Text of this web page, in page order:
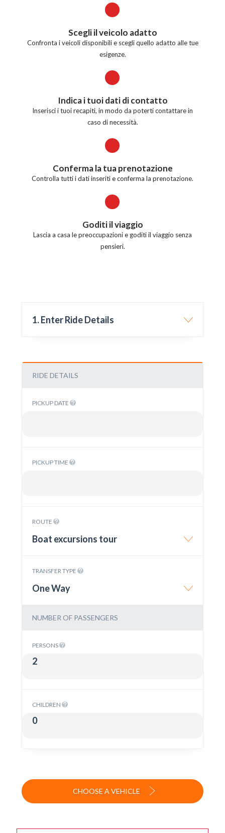
Scegli il veicolo adatto
Confronta i veicoli disponibili e scegli quello adatto alle tue
esigenze.
Indica i tuoi dati di contatto
Inserisci i tuoi recapiti, in modo da poterti contattare in
caso di necessità.
Conferma la tua prenotazione
Controlla tutti i dati inseriti e conferma la prenotazione.
Goditi il viaggio
Lascia a casa le preoccupazioni e goditi il viaggio senza
pensieri.
1. Enter Ride Details
RIDE DETAILS
PICKUP DATE
PICKUP TIME
ROUTE
Boat excursions tour
TRANSFER TYPE
One Way
NUMBER OF PASSENGERS
PERSONS
CHILDREN
CHOOSE A VEHICLE